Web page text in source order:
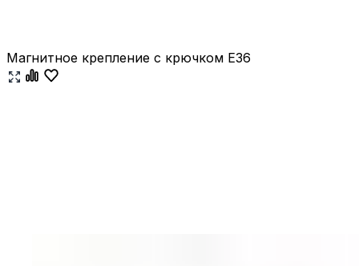
Магнитное крепление с крючком E36